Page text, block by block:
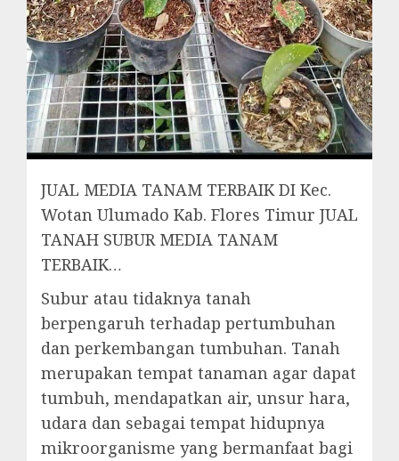
JUAL MEDIA TANAM TERBAIK DI Kec.
Wotan Ulumado Kab. Flores Timur JUAL
TANAH SUBUR MEDIA TANAM
TERBAIK…
Subur atau tidaknya tanah
berpengaruh terhadap pertumbuhan
dan perkembangan tumbuhan. Tanah
merupakan tempat tanaman agar dapat
tumbuh, mendapatkan air, unsur hara,
udara dan sebagai tempat hidupnya
mikroorganisme yang bermanfaat bagi